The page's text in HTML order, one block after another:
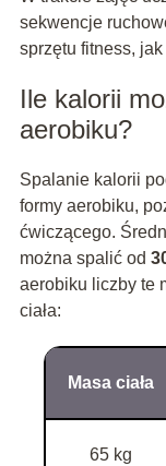
sekwencje
sprzętu fitness,
Ile kalorii
aerobiku?
Spalanie kalorii
formy aerobiku,
ćwiczącego.
można spalić od
aerobiku liczby te
ciała:
Masa ciała
65 kg